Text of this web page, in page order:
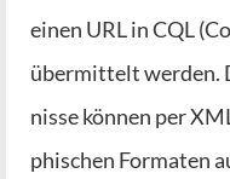
einen URL in CQL
über­mit­telt wer­den.
nis­se kön­nen per
phi­schen For­ma­ten